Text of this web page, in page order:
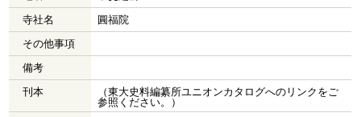
寺社名
圓福院
その他事項
備考
刊本
（東大史料編纂所ユニオンカタログへのリンクをご
参照ください。）